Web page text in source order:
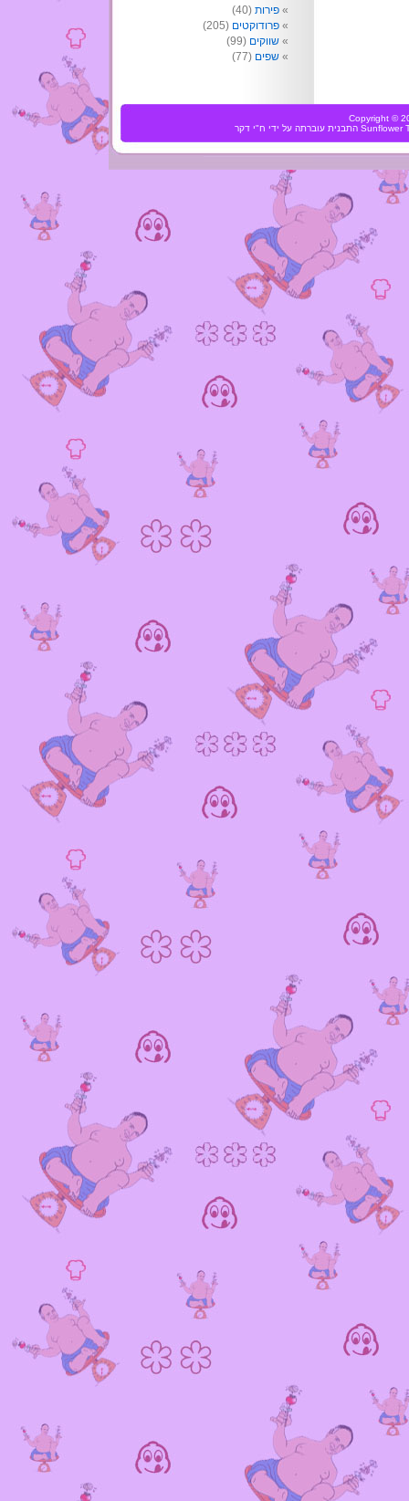
פירות (40)
פרודוקטים (205)
שווקים (99)
שפים (77)
Copyright ©
Sunflower התבנית עוברתה על ידי ח"י דקר